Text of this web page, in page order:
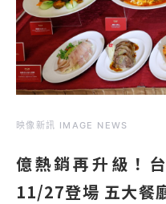
映像新訊 IMAGE NEWS
億熱銷再升級！
11/27登場 五大餐